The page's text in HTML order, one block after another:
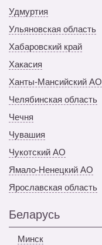
Удмуртия
Ульяновская область
Хабаровский край
Хакасия
Ханты-Мансийский АО
Челябинская область
Чечня
Чувашия
Чукотский АО
Ямало-Ненецкий АО
Ярославская область
Беларусь
Минск